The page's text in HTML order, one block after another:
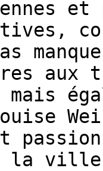
aux
mais
la ville